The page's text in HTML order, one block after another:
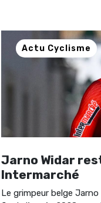
Actu Cyclisme
Jarno Widar
Intermarché
Le grimpeur belge